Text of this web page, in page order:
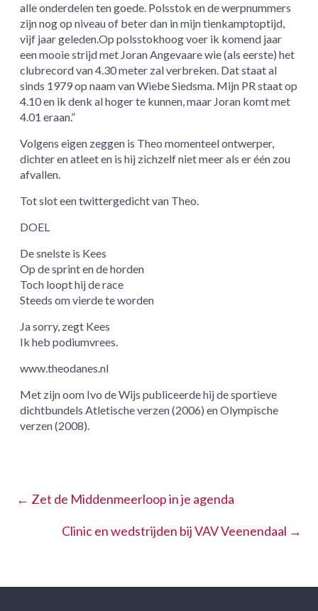
alle onderdelen ten goede. Polsstok en de werpnummers
zijn nog op niveau of beter dan in mijn tienkamptoptijd,
vijf jaar geleden.Op polsstokhoog voer ik komend jaar
een mooie strijd met Joran Angevaare wie (als eerste) het
clubrecord van 4.30 meter zal verbreken. Dat staat al
sinds 1979 op naam van Wiebe Siedsma. Mijn PR staat op
4.10 en ik denk al hoger te kunnen, maar Joran komt met
4.01 eraan.”
Volgens eigen zeggen is Theo momenteel ontwerper,
dichter en atleet en is hij zichzelf niet meer als er één zou
afvallen.
Tot slot een twittergedicht van Theo.
DOEL
De snelste is Kees
Op de sprint en de horden
Toch loopt hij de race
Steeds om vierde te worden
Ja sorry, zegt Kees
Ik heb podiumvrees.
www.theodanes.nl
Met zijn oom Ivo de Wijs publiceerde hij de sportieve
dichtbundels Atletische verzen (2006) en Olympische
verzen (2008).
← Zet de Middenmeerloop in je agenda
Clinic en wedstrijden bij VAV Veenendaal →